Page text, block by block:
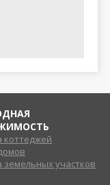
коттеджей
участков